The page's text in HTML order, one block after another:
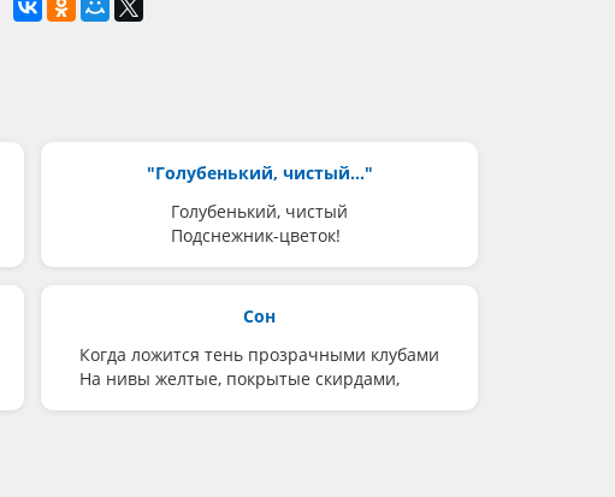
"Голубенький, чистый..."
Голубенький, чистый
Подснежник-цветок!
Сон
Когда ложится тень прозрачными клубами
На нивы желтые, покрытые скирдами,